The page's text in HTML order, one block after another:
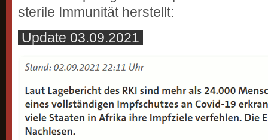
sterile Immunität herstellt:
Update 03.09.2021